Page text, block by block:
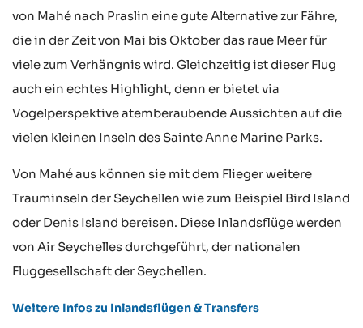
von Mahé nach Praslin eine gute Alternative zur Fähre,
die in der Zeit von Mai bis Oktober das raue Meer für
viele zum Verhängnis wird. Gleichzeitig ist dieser Flug
auch ein echtes Highlight, denn er bietet via
Vogelperspektive atemberaubende Aussichten auf die
vielen kleinen Inseln des Sainte Anne Marine Parks.
Von Mahé aus können sie mit dem Flieger weitere
Trauminseln der Seychellen wie zum Beispiel Bird Island
oder Denis Island bereisen. Diese Inlandsflüge werden
von Air Seychelles durchgeführt, der nationalen
Fluggesellschaft der Seychellen.
Weitere Infos zu Inlandsflügen & Transfers